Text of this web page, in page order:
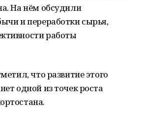
На нём обсудили
и переработки сырья,
работы
что развитие этого
одной из точек роста